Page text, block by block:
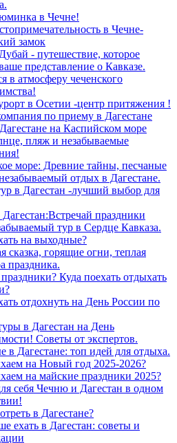
в Чечне!
в Чечне-
замок
- путешествие, которое
представление о Кавказе.
в атмосферу чеченского
в Осетии -центр притяжения !
по приему в Дагестане
на Каспийском море
пляж и незабываемые
море: Древние тайны, песчаные
отдых в Дагестане.
в Дагестан -лучший выбор для
праздники
тур в Сердце Кавказа.
на выходные?
сказка, горящие огни, теплая
праздника.
Куда поехать отдыхать
отдохнуть на День России по
в Дагестан на День
Советы от экспертов.
в Дагестане: топ идей для отдыха.
на Новый год 2025-2026?
на майские праздники 2025?
себя Чечню и Дагестан в одном
в Дагестане?
ехать в Дагестан: советы и